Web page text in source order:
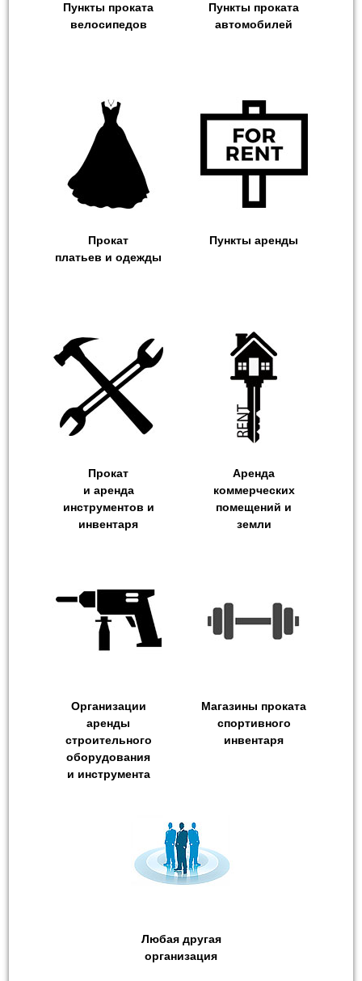
Пункты проката
велосипедов
Пункты проката
автомобилей
Прокат
платьев и одежды
Пункты аренды
Прокат
и аренда
инструментов и
инвентаря
Аренда
коммерческих
помещений и
земли
Организации
аренды
строительного
оборудования
и инструмента
Магазины проката
спортивного
инвентаря
Любая другая
организация